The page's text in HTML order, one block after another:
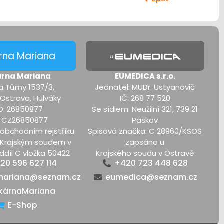
Mariana
Mariana
Tůmy 1537/3,
Hulváky
26850877
CZ26850877
rejstříku
soudem v
C vložka 50422
596 627 114
E-Shop
EUMEDICA s.r.o.
Jednatel: MUDr. Ustyanovič
IČ: 268 77 520
Se sídlem: Neužilní 321, 739 21
Paskov
Spisová značka: C 28960/KSOS
zapsáno u
Krajského soudu v Ostravě
+420 723 448 628
eumedica@seznam.cz